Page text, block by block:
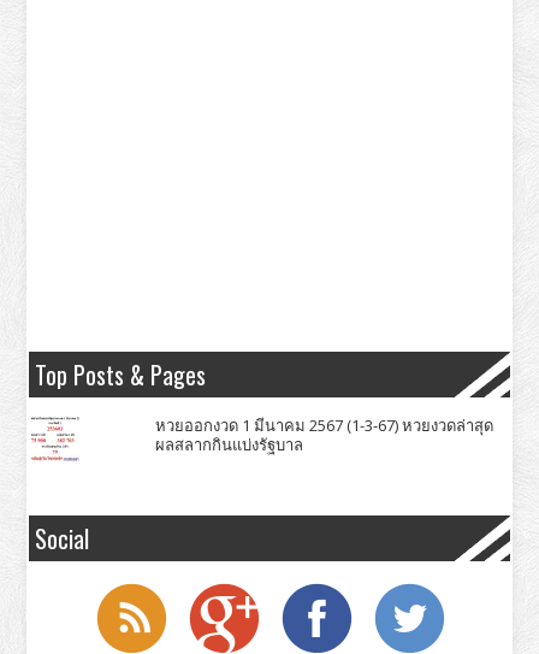
Top Posts & Pages
หวยออกงวด 1 มีนาคม 2567 (1-3-67) หวยงวดล่าสุด
ผลสลากกินแบ่งรัฐบาล
Social